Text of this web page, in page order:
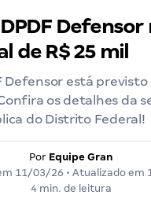
Defensor
de R$ 25 mil
Defensor está previsto
os detalhes da
do Distrito Federal!
Por Equipe Gran
11/03/26 • Atualizado em
4 min. de leitura